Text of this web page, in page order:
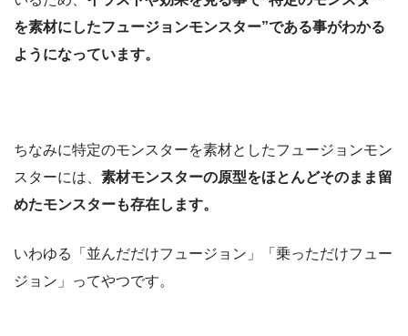
を素材にしたフュージョンモンスター”である事がわかる
ようになっています。
ちなみに特定のモンスターを素材としたフュージョンモン
スターには、 素材モンスターの原型をほとんどそのまま留
めたモンスターも存在します。
いわゆる「並んだだけフュージョン」「乗っただけフュー
ジョン」ってやつです。